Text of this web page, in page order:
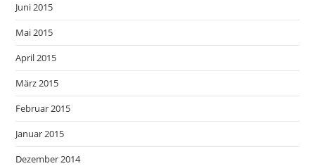
Juni 2015
Mai 2015
April 2015
März 2015
Februar 2015
Januar 2015
Dezember 2014